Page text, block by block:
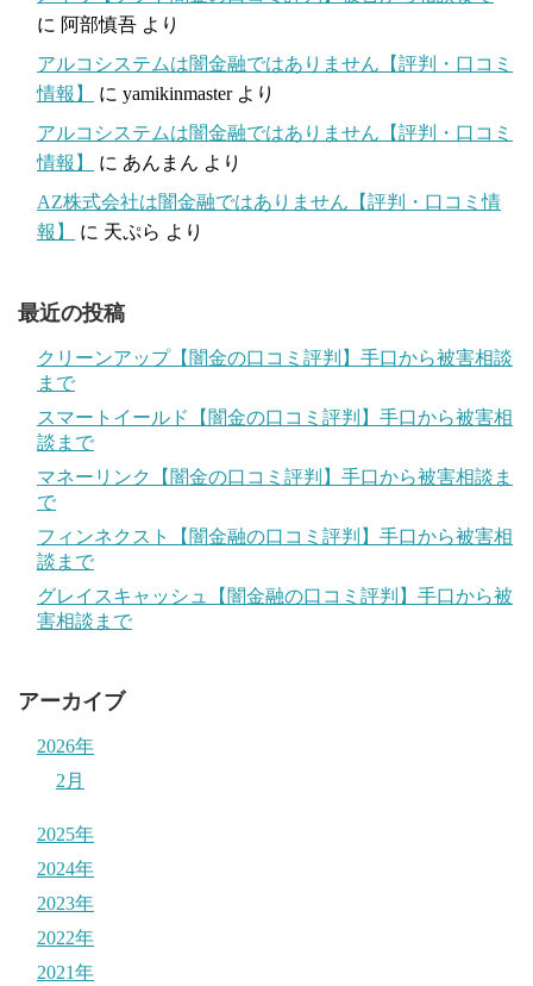
に 阿部慎吾 より
アルコシステムは闇金融ではありません【評判・口コミ
情報】
に yamikinmasterより
アルコシステムは闇金融ではありません【評判・口コミ
情報】
に あんまん より
AZ株式会社は闇金融ではありません【評判・口コミ情
報】
に 天ぷら より
最近の投稿
クリーンアップ【闇金の口コミ評判】手口から被害相談
まで
スマートイールド【闇金の口コミ評判】手口から被害相
談まで
マネーリンク【闇金の口コミ評判】手口から被害相談ま
で
フィンネクスト【闇金融の口コミ評判】手口から被害相
談まで
グレイスキャッシュ【闇金融の口コミ評判】手口から被
害相談まで
アーカイブ
2026年
2月
2025年
2024年
2023年
2022年
2021年